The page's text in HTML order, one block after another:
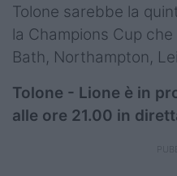
Tolone sarebbe la
la Champions Cup
Bath, Northampton,
Tolone - Lione è in
alle ore 21.00 in